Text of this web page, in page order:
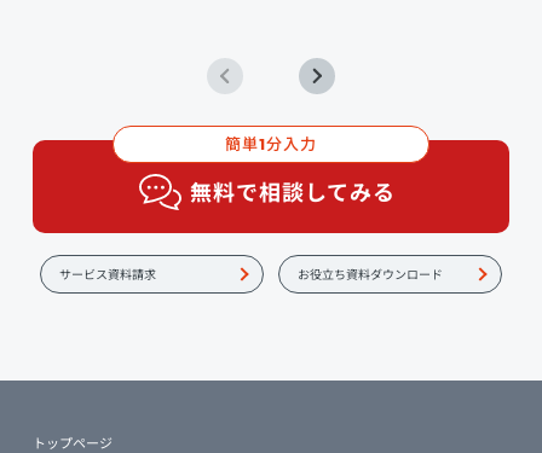
簡単1分入力
無料で相談してみる
サービス資料請求 お役立ち資料ダウンロード
トップページ